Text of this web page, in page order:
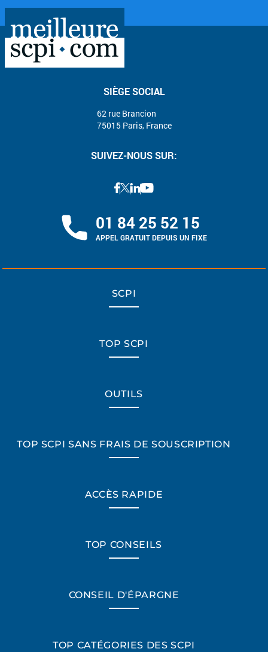
SIÈGE SOCIAL
62 rue Brancion
75015 Paris, France
SUIVEZ-NOUS SUR:
01 84 25 52 15
APPEL GRATUIT DEPUIS UN FIXE
SCPI
TOP SCPI
OUTILS
TOP SCPI SANS FRAIS DE SOUSCRIPTION
ACCÈS RAPIDE
TOP CONSEILS
CONSEIL D'ÉPARGNE
TOP CATÉGORIES DES SCPI